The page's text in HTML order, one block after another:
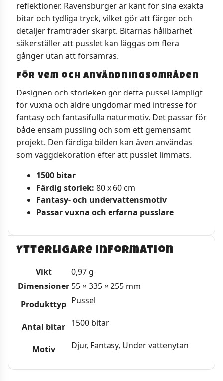
reflektioner. Ravensburger är känt för sina exakta
bitar och tydliga tryck, vilket gör att färger och
detaljer framträder skarpt. Bitarnas hållbarhet
säkerställer att pusslet kan läggas om flera
gånger utan att försämras.
För vem och användningsområden
Designen och storleken gör detta pussel lämpligt
för vuxna och äldre ungdomar med intresse för
fantasy och fantasifulla naturmotiv. Det passar för
både ensam pussling och som ett gemensamt
projekt. Den färdiga bilden kan även användas
som väggdekoration efter att pusslet limmats.
1500 bitar
Färdig storlek: 80 x 60 cm
Fantasy- och undervattensmotiv
Passar vuxna och erfarna pusslare
Ytterligare information
Vikt
0,97 g
Dimensioner 55 × 335 × 255 mm
Produkttyp Pussel
Antal bitar 1500 bitar
Motiv Djur, Fantasy, Under vattenytan